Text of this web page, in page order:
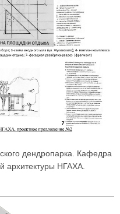
дендропарка. Кафедра
архитектуры НГАХА.